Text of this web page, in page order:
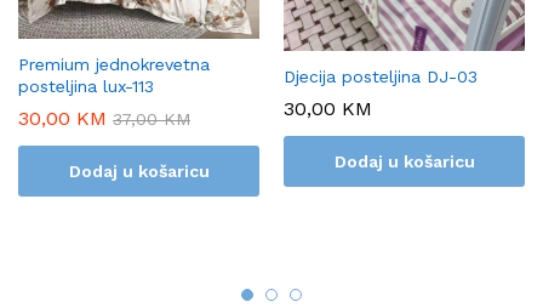
Premium jednokrevetna
posteljina lux-113
30,00 KM 37,00KM
Dodaj u košaricu
Djecija posteljina DJ-03
30,00 KM
Dodaj u košaricu